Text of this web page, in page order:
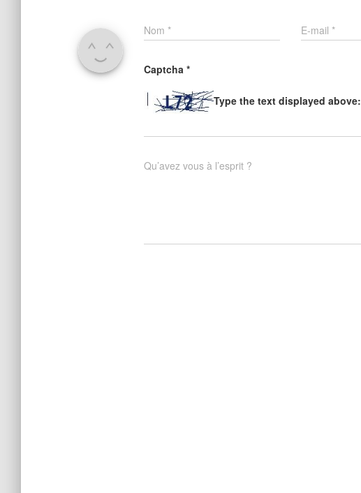
Nom * E-mail*
Captcha *
Type the text displayed above:
Qu’avez vous à l’esprit ?